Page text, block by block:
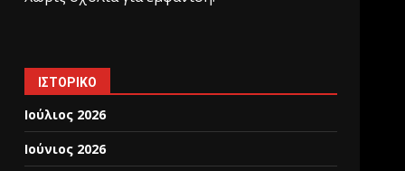
ΙΣΤΟΡΙΚΌ
Ιούλιος 2026
Ιούνιος 2026